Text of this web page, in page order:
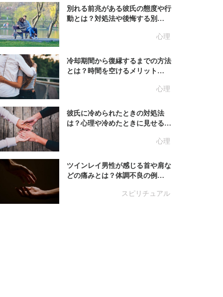
心理
別れる前兆がある彼氏の態度や行
動とは？対処法や後悔する別…
心理
冷却期間から復縁するまでの方法
とは？時間を空けるメリット…
心理
彼氏に冷められたときの対処法
は？心理や冷めたときに見せる…
スピリチュアル
ツインレイ男性が感じる首や肩な
どの痛みとは？体調不良の例…